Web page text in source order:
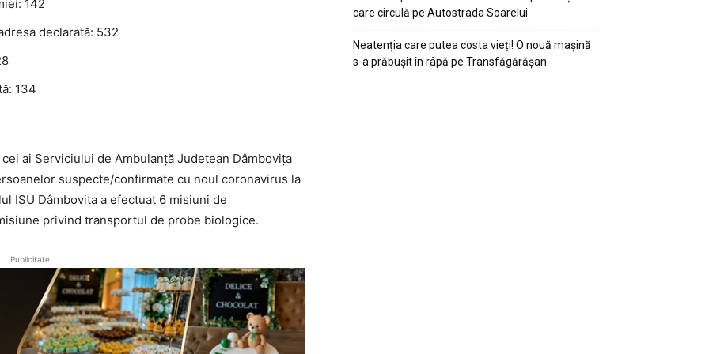
142
declarată: 532
134
ai Serviciului de Ambulanță Județean Dâmbovița
suspecte/confirmate cu noul coronavirus la
ISU Dâmbovița a efectuat 6 misiuni de
privind transportul de probe biologice.
Publicitate
care circulă pe Autostrada Soarelui
Neatenția care putea costa vieți! O nouă mașină
s-a prăbușit în râpă pe Transfăgărășan